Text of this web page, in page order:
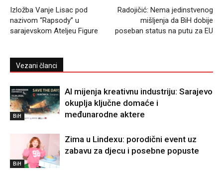
Izložba Vanje Lisac pod
nazivom “Rapsody” u
sarajevskom Ateljeu Figure
Radojičić: Nema jedinstvenog
mišljenja da BiH dobije
poseban status na putu za EU
Vezani članci
BiH
AI mijenja kreativnu industriju: Sarajevo
okuplja ključne domaće i
međunarodne aktere
BiH
Zima u Lindexu: porodični event uz
zabavu za djecu i posebne popuste